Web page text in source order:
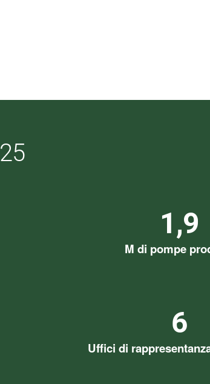
1,9
M di pompe
6
Uffici di